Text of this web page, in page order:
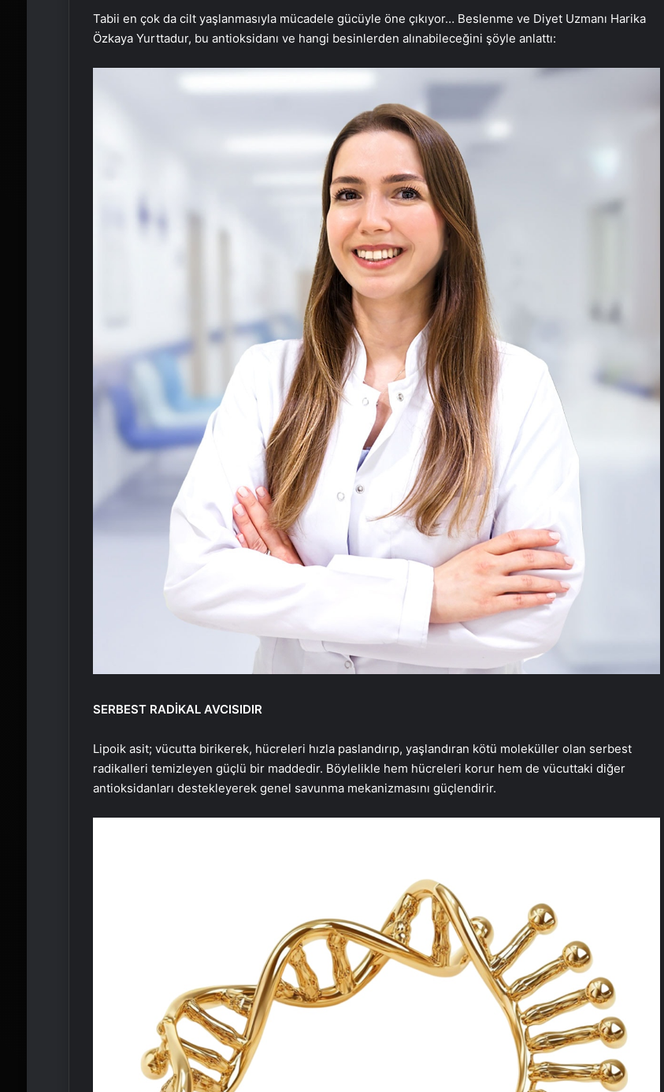
Tabii en çok da cilt yaşlanmasıyla mücadele gücüyle öne çıkıyor… Beslenme ve Diyet Uzmanı Harika
Özkaya Yurttadur, bu antioksidanı ve hangi besinlerden alınabileceğini şöyle anlattı:
SERBEST RADİKAL AVCISIDIR
Lipoik asit; vücutta birikerek, hücreleri hızla paslandırıp, yaşlandıran kötü moleküller olan serbest
radikalleri temizleyen güçlü bir maddedir. Böylelikle hem hücreleri korur hem de vücuttaki diğer
antioksidanları destekleyerek genel savunma mekanizmasını güçlendirir.